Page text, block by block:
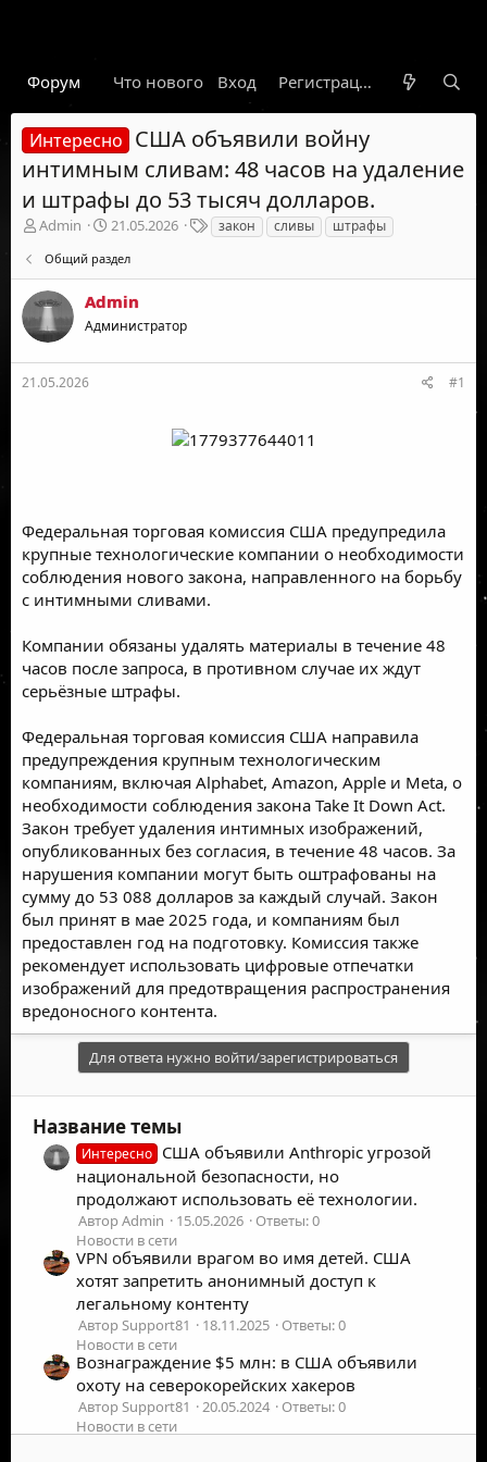
Форум Что нового Гарант Новости
Вход Регистрация
Интересно США объявили войну
интимным сливам: 48 часов на удаление
и штрафы до 53 тысяч долларов.
А
о
р
т
е
м
ы
Admin
Д
т
а
н
а
а
21.05.2026
Т
е
и
закон сливы штрафы
Общий раздел
Admin
Администратор
21.05.2026 #1
Федеральная торговая комиссия США предупредила
крупные технологические компании о необходимости
соблюдения нового закона, направленного на борьбу
с интимными сливами.
Компании обязаны удалять материалы в течение 48
часов после запроса, в противном случае их ждут
серьёзные штрафы.
Федеральная торговая комиссия США направила
предупреждения крупным технологическим
компаниям, включая Alphabet, Amazon, Apple и Meta, о
необходимости соблюдения закона Take It Down Act.
Закон требует удаления интимных изображений,
опубликованных без согласия, в течение 48 часов. За
нарушения компании могут быть оштрафованы на
сумму до 53 088 долларов за каждый случай. Закон
был принят в мае 2025 года, и компаниям был
предоставлен год на подготовку. Комиссия также
рекомендует использовать цифровые отпечатки
изображений для предотвращения распространения
вредоносного контента.
Для ответа нужно войти/зарегистрироваться
Название темы
Интересно США объявили Anthropic угрозой
национальной безопасности, но
продолжают использовать её технологии.
Автор Admin 15.05.2026
Ответы: 0
Новости в сети
VPN объявили врагом во имя детей. США
хотят запретить анонимный доступ к
легальному контенту
Автор Support81 18.11.2025
Ответы: 0
Новости в сети
Вознаграждение $5 млн: в США объявили
охоту на северокорейских хакеров
Автор Support81 20.05.2024
Ответы: 0
Новости в сети